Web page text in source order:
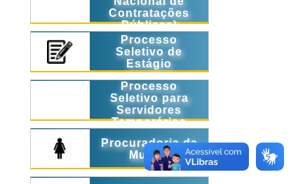
Contratações
Públicas)
Processo
Seletivo de
Estágio
Processo
Seletivo para
Servidores
Temporários
Procuradoria da
Mulher